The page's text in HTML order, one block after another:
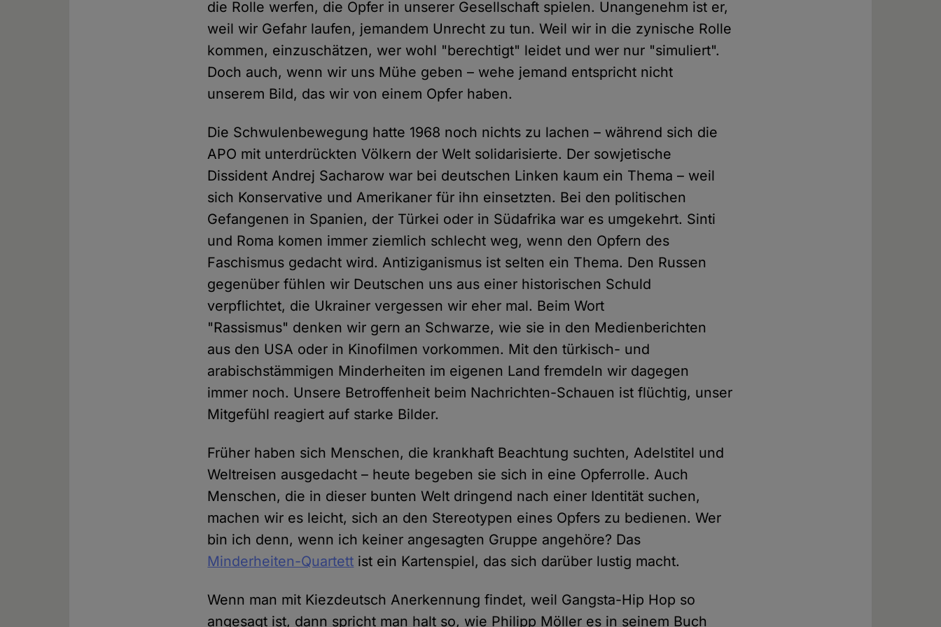
die Rolle werfen, die Opfer in unserer Gesellschaft spielen. Unangenehm ist er,
weil wir Gefahr laufen, jemandem Unrecht zu tun. Weil wir in die zynische Rolle
kommen, einzuschätzen, wer wohl "berechtigt" leidet und wer nur "simuliert".
Doch auch, wenn wir uns Mühe geben – wehe jemand entspricht nicht
unserem Bild, das wir von einem Opfer haben.
Die Schwulenbewegung hatte 1968 noch nichts zu lachen – während sich die
APO mit unterdrückten Völkern der Welt solidarisierte. Der sowjetische
Dissident Andrej Sacharow war bei deutschen Linken kaum ein Thema – weil
sich Konservative und Amerikaner für ihn einsetzten. Bei den politischen
Gefangenen in Spanien, der Türkei oder in Südafrika war es umgekehrt. Sinti
und Roma komen immer ziemlich schlecht weg, wenn den Opfern des
Faschismus gedacht wird. Antiziganismus ist selten ein Thema. Den Russen
gegenüber fühlen wir Deutschen uns aus einer historischen Schuld
verpflichtet, die Ukrainer vergessen wir eher mal. Beim Wort
"Rassismus" denken wir gern an Schwarze, wie sie in den Medienberichten
aus den USA oder in Kinofilmen vorkommen. Mit den türkisch- und
arabischstämmigen Minderheiten im eigenen Land fremdeln wir dagegen
immer noch. Unsere Betroffenheit beim Nachrichten-Schauen ist flüchtig, unser
Mitgefühl reagiert auf starke Bilder.
Früher haben sich Menschen, die krankhaft Beachtung suchten, Adelstitel und
Weltreisen ausgedacht – heute begeben sie sich in eine Opferrolle. Auch
Menschen, die in dieser bunten Welt dringend nach einer Identität suchen,
machen wir es leicht, sich an den Stereotypen eines Opfers zu bedienen. Wer
bin ich denn, wenn ich keiner angesagten Gruppe angehöre? Das
Minderheiten-Quartett ist ein Kartenspiel, das sich darüber lustig macht.
Wenn man mit Kiezdeutsch Anerkennung findet, weil Gangsta-Hip Hop so
angesagt ist, dann spricht man halt so, wie Philipp Möller es in seinem Buch